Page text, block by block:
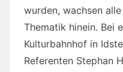
wurden, wachsen
Thematik hinein. Bei
Kulturbahnhof in
Referenten Stephan